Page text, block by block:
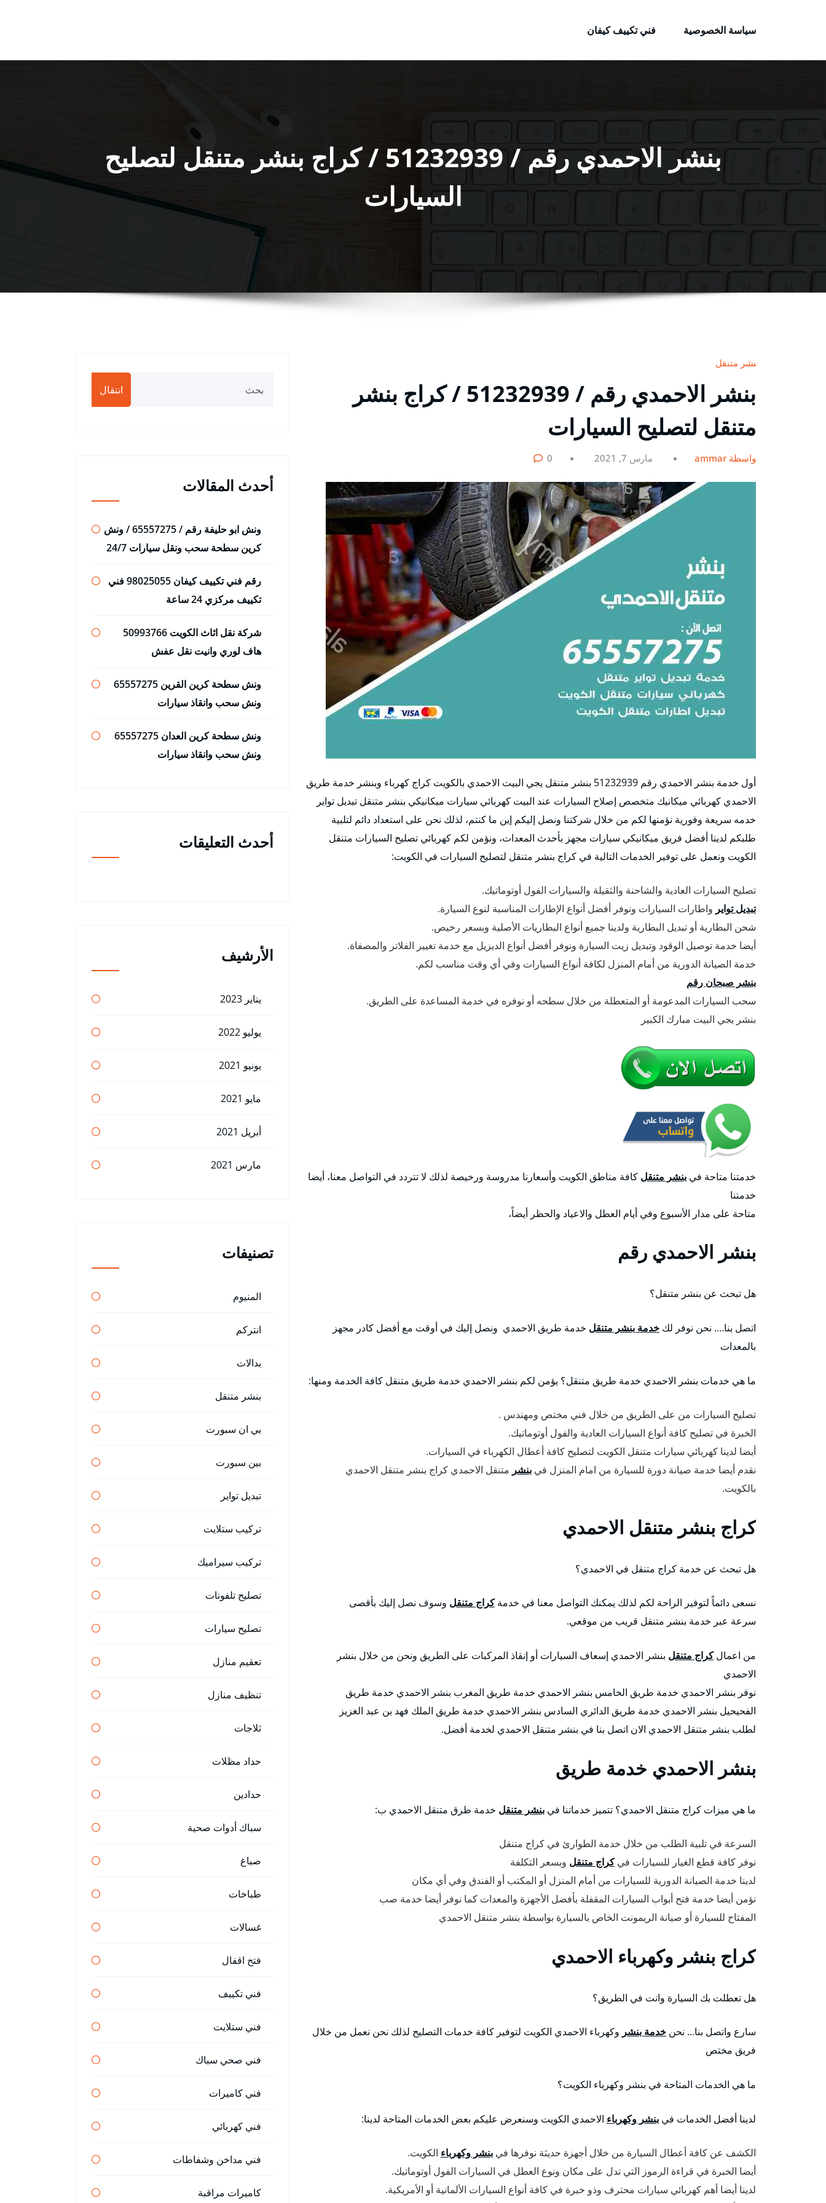
سياسة الخصوصية
فني تكييف كيفان
بنشر الاحمدي رقم / 51232939‬ / كراج بنشر متنقل لتصليح
السيارات
بنشر متنقل
بنشر الاحمدي رقم / 51232939‬ / كراج بنشر
متنقل لتصليح السيارات
بواسطة ammar مارس 7, 2021 0
أول خدمة بنشر الاحمدي رقم 51232939‬ بنشر متنقل يجي البيت الاحمدي بالكويت كراج كهرباء وبنشر خدمة طريق
الاحمدي كهربائي ميكانيك متخصص إصلاح السيارات عند البيت كهربائي سيارات ميكانيكي بنشر متنقل تبديل تواير
خدمه سريعة وفورية نؤمنها لكم من خلال شركتنا ونصل إليكم إين ما كنتم، لذلك نحن على استعداد دائم لتلبية
طلبكم لدينا أفضل فريق ميكانيكي سيارات مجهز بأحدث المعدات، ونؤمن لكم كهربائي تصليح السيارات متنقل
الكويت ونعمل على توفير الخدمات التالية في كراج بنشر متنقل لتصليح السيارات في الكويت:
تصليح السيارات العادية والشاحنة والثقيلة والسيارات الفول أوتوماتيك.
تبديل تواير واطارات السيارات ونوفر أفضل أنواع الإطارات المناسبة لنوع السيارة.
شحن البطارية أو تبديل البطارية ولدينا جميع أنواع البطاريات الأصلية وبسعر رخيص.
أيضا خدمة توصيل الوقود وتبديل زيت السيارة ونوفر أفضل أنواع الديزيل مع خدمة تغيير الفلاتر والمصفاة.
خدمة الصيانة الدورية من أمام المنزل لكافة أنواع السيارات وفي أي وقت مناسب لكم.
بنشر صبحان رقم
سحب السيارات المدعومة أو المتعطلة من خلال سطحه أو نوفره في خدمة المساعدة على الطريق.
بنشر يجي البيت مبارك الكبير
خدمتنا متاحة في بنشر متنقل كافة مناطق الكويت وأسعارنا مدروسة ورخيصة لذلك لا تتردد في التواصل معنا، أيضا
خدمتنا
متاحة على مدار الأسبوع وفي أيام العطل والاعياد والحظر أيضاً،
بنشر الاحمدي رقم
هل تبحث عن بنشر متنقل؟
اتصل بنا…. نحن نوفر لك خدمة بنشر متنقل خدمة طريق الاحمدي ونصل إليك في أوقت مع أفضل كادر مجهز
بالمعدات
ما هي خدمات بنشر الاحمدي خدمة طريق متنقل؟ يؤمن لكم بنشر الاحمدي خدمة طريق متنقل كافة الخدمة ومنها:
تصليح السيارات من على الطريق من خلال فني مختص ومهندس .
الخبرة في تصليح كافة أنواع السيارات العادية والفول أوتوماتيك.
أيضا لدينا كهربائي سيارات متنقل الكويت لتصليح كافة أعطال الكهرباء في السيارات.
نقدم أيضا خدمة صيانة دورة للسيارة من امام المنزل في بنشر متنقل الاحمدي كراج بنشر متنقل الاحمدي
بالكويت.
كراج بنشر متنقل الاحمدي
هل تبحث عن خدمة كراج متنقل في الاحمدي؟
نسعى دائماً لتوفير الراحة لكم لذلك يمكنك التواصل معنا في خدمةكراج متنقل وسوف نصل إليك بأقصى
سرعة عبر خدمة بنشر متنقل قريب من موقعي.
من اعمالكراج متنقل بنشر الاحمدي إسعاف السيارات أو إنقاذ المركبات على الطريق ونحن من خلال بنشر
الاحمدي
نوفر بنشر الاحمدي خدمة طريق الخامس بنشر الاحمدي خدمة طريق المغرب بنشر الاحمدي خدمة طريق
الفحيحيل بنشر الاحمدي خدمة طريق الدائري السادس بنشر الاحمدي خدمة طريق الملك فهد بن عبد الغزيز
لطلب بنشر متنقل الاحمدي الان اتصل بنا في بنشر متنقل الاحمدي لخدمة أفضل.
بنشر الاحمدي خدمة طريق
ما هي ميزات كراج متنقل الاحمدي؟ تتميز خدماتنا في بنشر متنقل خدمة طرق متنقل الاحمدي ب:
السرعة في تلبية الطلب من خلال خدمة الطوارئ في كراج متنقل
نوفر كافة قطع الغيار للسيارات فيكراج متنقل وبسعر التكلفة
لدينا خدمة الصيانة الدورية للسيارات من أمام المنزل أو المكتب أو الفندق وفي أي مكان
نؤمن أيضا خدمة فتح أبواب السيارات المقفلة بأفضل الأجهزة والمعدات كما نوفر أيضا خدمة صب
المفتاح للسيارة أو صيانة الريمونت الخاص بالسيارة بواسطة بنشر متنقل الاحمدي
كراج بنشر وكهرباء الاحمدي
هل تعطلت بك السيارة وانت في الطريق؟
سارع واتصل بنا… نحن خدمة بنشر وكهرباء الاحمدي الكويت لتوفير كافة خدمات التصليح لذلك نحن نعمل من خلال
فريق مختص
ما هي الخدمات المتاحة في بنشر وكهرباء الكويت؟
لدينا أفضل الخدمات في بنشر وكهرباء الاحمدي الكويت وسنعرض عليكم بعض الخدمات المتاحة لدينا:
الكشف عن كافة أعطال السيارة من خلال أجهزة حديثة نوفرها في بنشر وكهرباء الكويت.
أيضا الخبرة في قراءة الرموز التي تدل على مكان ونوع العطل في السيارات الفول أوتوماتيك.
لدينا أيضا أهم كهربائي سيارات محترف وذو خبرة في كافة أنواع السيارات الألمانية أو الأمريكية.
انتقال
أحدث المقالات
ونش ابو حليفة رقم / 65557275 / ونش
كرين سطحة سحب ونقل سيارات 24/7
رقم فني تكييف كيفان 98025055 فني
تكييف مركزي 24 ساعة
شركة نقل اثاث الكويت 50993766
هاف لوري وانيت نقل عفش
ونش سطحة كرين القرين 65557275
ونش سحب وانقاذ سيارات
ونش سطحة كرين العدان 65557275
ونش سحب وانقاذ سيارات
أحدث التعليقات
الأرشيف
يناير 2023
يوليو 2022
يونيو 2021
مايو 2021
أبريل 2021
مارس 2021
تصنيفات
المنيوم
انتركم
بدالات
بنشر متنقل
بي ان سبورت
بين سبورت
تبديل تواير
تركيب ستلايت
تركيب سيراميك
تصليح تلفونات
تصليح سيارات
تعقيم منازل
تنظيف منازل
ثلاجات
حداد مظلات
حدادين
سباك أدوات صحية
صباغ
طباخات
غسالات
فتح اقفال
فني تكييف
فني ستلايت
فني صحي سباك
فني كاميرات
فني كهربائي
فني مداخن وشفاطات
كاميرات مراقبة